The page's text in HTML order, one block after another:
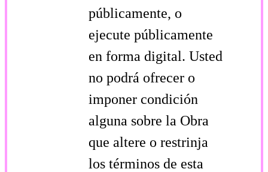
públicamente, o
ejecute públicamente
en forma digital. Usted
no podrá ofrecer o
imponer condición
alguna sobre la Obra
que altere o restrinja
los términos de esta